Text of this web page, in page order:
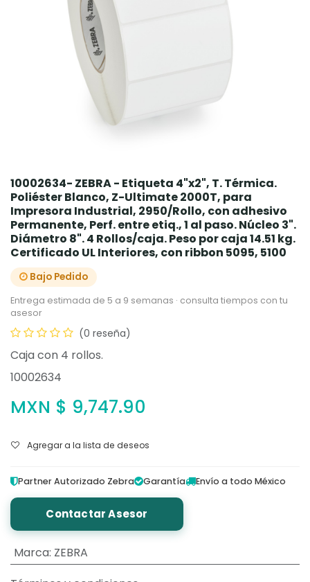
10002634- ZEBRA - Etiqueta 4"x2", T. Térmica.
Poliéster Blanco, Z-Ultimate 2000T, para
Impresora Industrial, 2950/Rollo, con adhesivo
Permanente, Perf. entre etiq., 1 al paso. Núcleo 3".
Diámetro 8". 4 Rollos/caja. Peso por caja 14.51 kg.
Certificado UL Interiores, con ribbon 5095, 5100
Bajo Pedido
Entrega estimada de 5 a 9 semanas · consulta tiempos con tu
asesor
(0 reseña)
Caja con 4 rollos.
10002634
MXN $ 9,747.90
Agregar a la lista de deseos
Partner Autorizado Zebra Garantía Envío a todo México
Contactar Asesor
Marca: ZEBRA